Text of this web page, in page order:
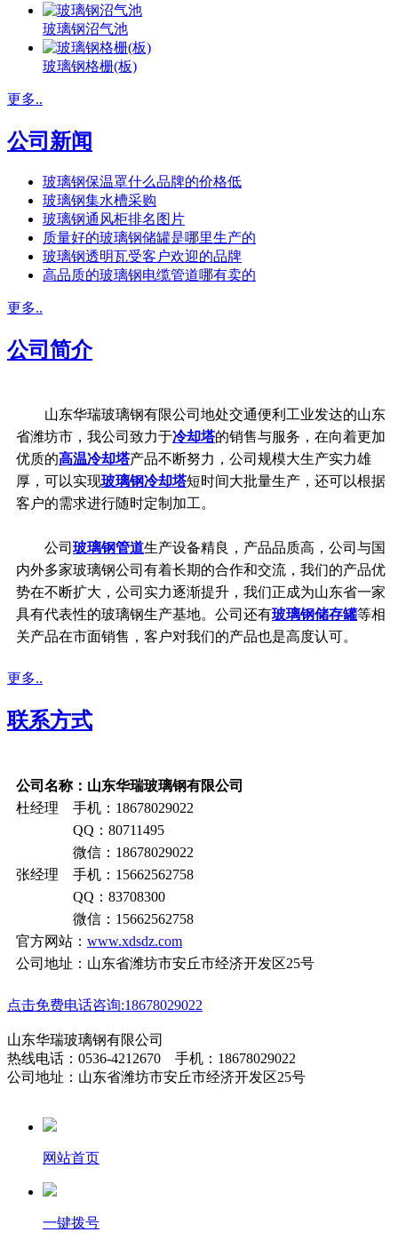
玻璃钢沼气池
玻璃钢格栅(板)
更多..
公司新闻
玻璃钢保温罩什么品牌的价格低
玻璃钢集水槽采购
玻璃钢通风柜排名图片
质量好的玻璃钢储罐是哪里生产的
玻璃钢透明瓦受客户欢迎的品牌
高品质的玻璃钢电缆管道哪有卖的
更多..
公司简介
山东华瑞玻璃钢有限公司地处交通便利工业发达的山东
省潍坊市，我公司致力于冷却塔的销售与服务，在向着更加
优质的高温冷却塔产品不断努力，公司规模大生产实力雄
厚，可以实现玻璃钢冷却塔短时间大批量生产，还可以根据
客户的需求进行随时定制加工。
公司 玻璃钢管道生产设备精良，产品品质高，公司与国
内外多家玻璃钢公司有着长期的合作和交流，我们的产品优
势在不断扩大，公司实力逐渐提升，我们正成为山东省一家
具有代表性的玻璃钢生产基地。公司还有玻璃钢储存罐等相
关产品在市面销售，客户对我们的产品也是高度认可。
更多..
联系方式
公司名称：山东华瑞玻璃钢有限公司
杜经理 手机：18678029022
QQ：80711495
微信：18678029022
张经理 手机：15662562758
QQ：83708300
微信：15662562758
官方网站： www.xdsdz.com
公司地址：山东省潍坊市安丘市经济开发区25号
点击免费电话咨询:18678029022
山东华瑞玻璃钢有限公司
热线电话：0536-4212670 手机：18678029022
公司地址：山东省潍坊市安丘市经济开发区25号
网站首页
一键拨号